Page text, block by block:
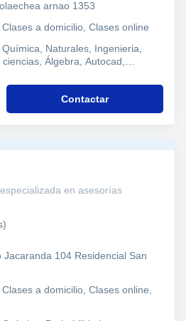
arnao 1353
a domicilio, Clases online
Naturales, Ingenieria,
Álgebra, Autocad,
Ciclos Formativos
Contactar
en asesorías
Jacaranda 104 Residencial San
a domicilio, Clases online,